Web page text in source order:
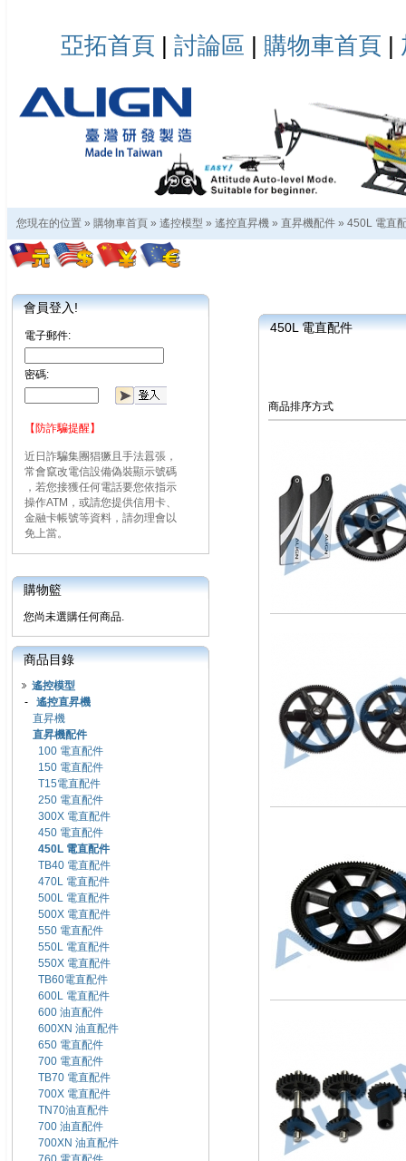
亞拓首頁 | 討論區 | 購物車首頁 |
您現在的位置 » 購物車首頁 » 遙控模型 » 遙控直昇機 » 直昇機配件 » 450L 電直
會員登入!
電子郵件:
密碼:
【防詐騙提醒】
近日詐騙集團猖獗且手法囂張，
常會竄改電信設備偽裝顯示號碼
，若您接獲任何電話要您依指示
操作ATM，或請您提供信用卡、
金融卡帳號等資料，請勿理會以
免上當。
購物籃
您尚未選購任何商品.
商品目錄
遙控模型
- 遙控直昇機
直昇機
直昇機配件
100 電直配件
150 電直配件
T15電直配件
250 電直配件
300X 電直配件
450 電直配件
450L 電直配件
TB40 電直配件
470L 電直配件
500L 電直配件
500X 電直配件
550 電直配件
550L 電直配件
550X 電直配件
TB60電直配件
600L 電直配件
600 油直配件
600XN 油直配件
650 電直配件
700 電直配件
TB70 電直配件
700X 電直配件
TN70油直配件
700 油直配件
700XN 油直配件
450L 電直配件
商品排序方式